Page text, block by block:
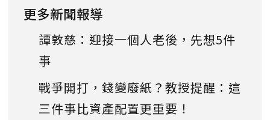
更多新聞報導
譚敦慈：迎接一個人老後，先想5件
事
戰爭開打，錢變廢紙？教授提醒：這
三件事比資產配置更重要！